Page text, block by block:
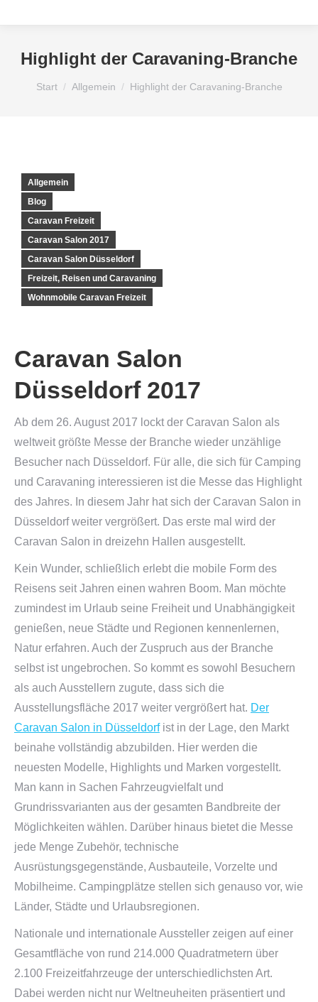
Highlight der Caravaning-Branche
Sie befinden sich hier:
Start Allgemein Highlight der Caravaning-Branche
Allgemein
Blog
Caravan Freizeit
Caravan Salon 2017
Caravan Salon Düsseldorf
Freizeit, Reisen und Caravaning
Wohnmobile Caravan Freizeit
Caravan Salon
Düsseldorf 2017
Ab dem 26. August 2017 lockt der Caravan Salon als
weltweit größte Messe der Branche wieder unzählige
Besucher nach Düsseldorf. Für alle, die sich für Camping
und Caravaning interessieren ist die Messe das Highlight
des Jahres. In diesem Jahr hat sich der Caravan Salon in
Düsseldorf weiter vergrößert. Das erste mal wird der
Caravan Salon in dreizehn Hallen ausgestellt.
Kein Wunder, schließlich erlebt die mobile Form des
Reisens seit Jahren einen wahren Boom. Man möchte
zumindest im Urlaub seine Freiheit und Unabhängigkeit
genießen, neue Städte und Regionen kennenlernen,
Natur erfahren. Auch der Zuspruch aus der Branche
selbst ist ungebrochen. So kommt es sowohl Besuchern
als auch Ausstellern zugute, dass sich die
Ausstellungsfläche 2017 weiter vergrößert hat. Der
Caravan Salon in Düsseldorfist in der Lage, den Markt
beinahe vollständig abzubilden. Hier werden die
neuesten Modelle, Highlights und Marken vorgestellt.
Man kann in Sachen Fahrzeugvielfalt und
Grundrissvarianten aus der gesamten Bandbreite der
Möglichkeiten wählen. Darüber hinaus bietet die Messe
jede Menge Zubehör, technische
Ausrüstungsgegenstände, Ausbauteile, Vorzelte und
Mobilheime. Campingplätze stellen sich genauso vor, wie
Länder, Städte und Urlaubsregionen.
Nationale und internationale Aussteller zeigen auf einer
Gesamtfläche von rund 214.000 Quadratmetern über
2.100 Freizeitfahrzeuge der unterschiedlichsten Art.
Dabei werden nicht nur Weltneuheiten präsentiert und